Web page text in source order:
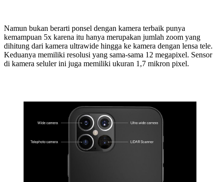
Namun bukan berarti ponsel dengan kamera terbaik punya
kemampuan 5x karena itu hanya merupakan jumlah zoom yang
dihitung dari kamera ultrawide hingga ke kamera dengan lensa tele.
Keduanya memiliki resolusi yang sama-sama 12 megapixel. Sensor
di kamera seluler ini juga memiliki ukuran 1,7 mikron pixel.